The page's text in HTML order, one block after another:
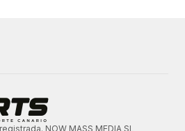
NOW MASS MEDIA SL